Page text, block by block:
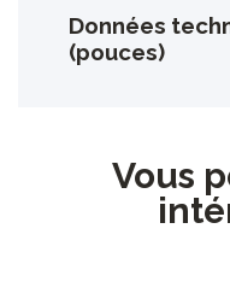
Données
(pouces)
Vous